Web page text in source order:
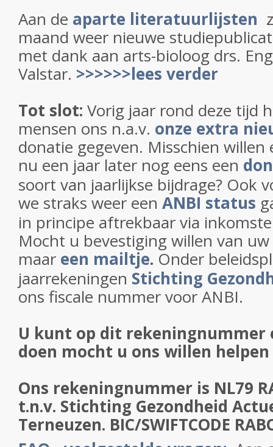
Aan de aparte literatuurlijsten
maand weer nieuwe
met dank aan arts-bioloog drs.
Valstar. >>>>>>lees verder
Tot slot: Vorig jaar rond deze tijd
mensen ons n.a.v. onze extra
donatie gegeven. Misschien willen
nu een jaar later nog eens een
soort van jaarlijkse bijdrage? Ook
we straks weer een ANBI status
in principe aftrekbaar via
Mocht u bevestiging willen van
maar een mailtje. Onder
jaarrekeningen Stichting
ons fiscale nummer voor ANBI.
U kunt op dit
doen mocht u ons willen
Ons rekeningnummer is NL79
t.n.v. Stichting Gezondheid
Terneuzen. BIC/SWIFTCODE